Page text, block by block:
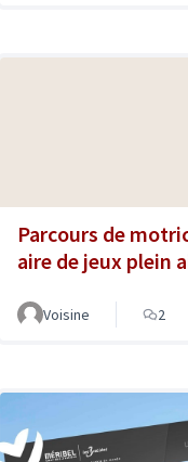
Parcours de
aire de jeux plein
Voisine 2